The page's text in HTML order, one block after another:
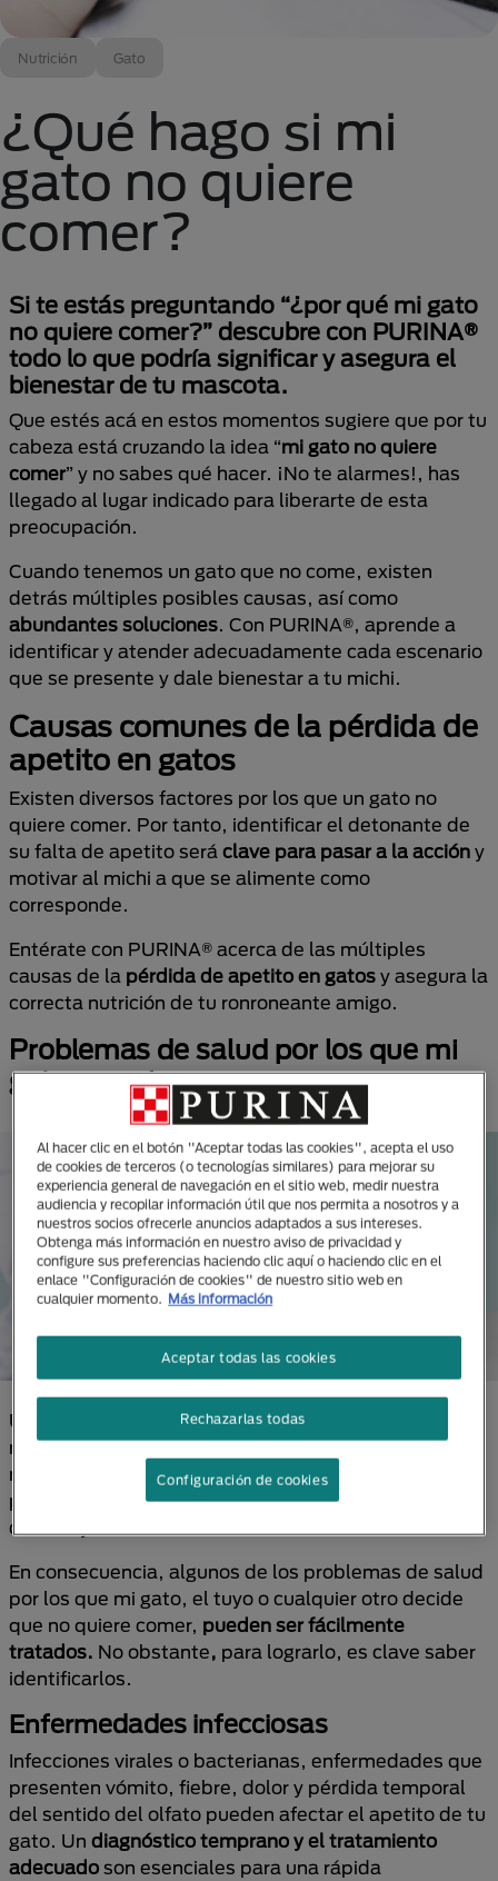
Nutrición Gato
¿Qué hago si mi
gato no quiere
comer?
Si te estás preguntando “¿por qué mi gato
no quiere comer?” descubre con PURINA®
todo lo que podría significar y asegura el
bienestar de tu mascota.
Que estés acá en estos momentos sugiere que por tu
cabeza está cruzando la idea “mi gato no quiere
comer” y no sabes qué hacer. ¡No te alarmes!, has
llegado al lugar indicado para liberarte de esta
preocupación.
Cuando tenemos un gato que no come, existen
detrás múltiples posibles causas, así como
abundantes soluciones. Con PURINA®, aprende a
identificar y atender adecuadamente cada escenario
que se presente y dale bienestar a tu michi.
Causas comunes de la pérdida de
apetito en gatos
Existen diversos factores por los que un gato no
quiere comer. Por tanto, identificar el detonante de
su falta de apetito será clave para pasar a la acción y
motivar al michi a que se alimente como
corresponde.
Entérate con PURINA® acerca de las múltiples
causas de la pérdida de apetito en gatos y asegura la
correcta nutrición de tu ronroneante amigo.
Problemas de salud por los que mi
gato no quiere comer
Una de las principales causas por las que los gatos
no comen essu salud: afecciones, dolores,
malestares, incluso alergias alimentarias pueden
provocar en tu michi que sus ganas de comer
disminuyan.
En consecuencia, algunos de los problemas de salud
por los que mi gato, el tuyo o cualquier otro decide
que no quiere comer, pueden ser fácilmente
tratados. No obstante, para lograrlo, es clave saber
identificarlos.
Enfermedades infecciosas
Infecciones virales o bacterianas, enfermedades que
presenten vómito, fiebre, dolor y pérdida temporal
del sentido del olfato pueden afectar el apetito de tu
gato. Un diagnóstico temprano y el tratamiento
adecuado son esenciales para una rápida
Al hacer clic en el botón "Aceptar todas las cookies", acepta el uso
de cookies de terceros (o tecnologías similares) para mejorar su
experiencia general de navegación en el sitio web, medir nuestra
audiencia y recopilar información útil que nos permita a nosotros y a
nuestros socios ofrecerle anuncios adaptados a sus intereses.
Obtenga más información en nuestro aviso de privacidad y
configure sus preferencias haciendo clic aquí o haciendo clic en el
enlace "Configuración de cookies" de nuestro sitio web en
cualquier momento.
Más información
Rechazarlas todas
Aceptar todas las cookies
Configuración de cookies